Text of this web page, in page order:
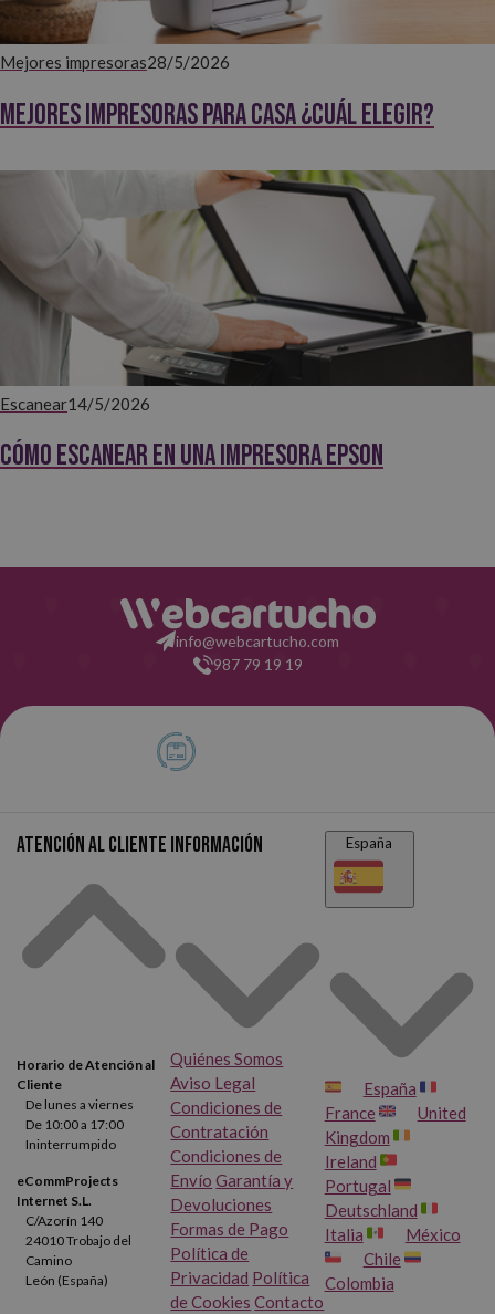
Mejores impresoras28/5/2026
Mejores impresoras para casa ¿Cuál elegir?
Escanear14/5/2026
Cómo escanear en una impresora Epson
info@webcartucho.com
987 79 19 19
Atención al cliente
Horario de Atención al
Cliente
De lunes a viernes
De 10:00 a 17:00
Ininterrumpido
eCommProjects
Internet S.L.
C/Azorín 140
24010 Trobajo del
Camino
León (España)
Información
Quiénes Somos
Aviso Legal
Condiciones de
Contratación
Condiciones de
Envío Garantía y
Devoluciones
Formas de Pago
Política de
Privacidad Política
de Cookies Contacto
España
España
France
United
Kingdom
Ireland
Portugal
Deutschland
Italia
México
Chile
Colombia